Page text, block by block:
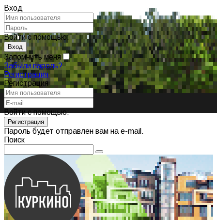
Вход
Войти с помощью:
Запомнить меня
Забыли пароль?
Регистрация
Регистрация
Войти с помощью:
Пароль будет отправлен вам на e-mail.
Поиск